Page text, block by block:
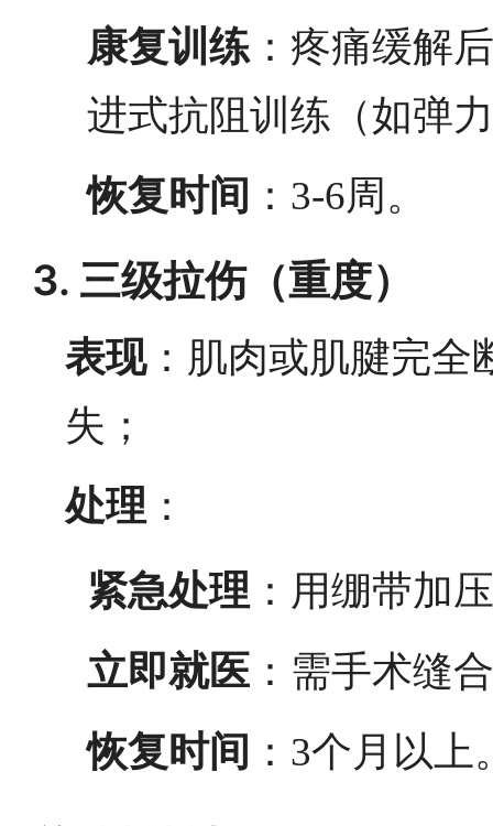
康复训练 ：疼痛缓解
进式抗阻训练（如弹
恢复时间 ：3-6周。
3. 三级拉伤（重度）
表现：肌肉或肌腱完全
失；
处理 ：
紧急处理 ：用绷带加
立即就医 ：需手术缝
恢复时间 ：3个月以上